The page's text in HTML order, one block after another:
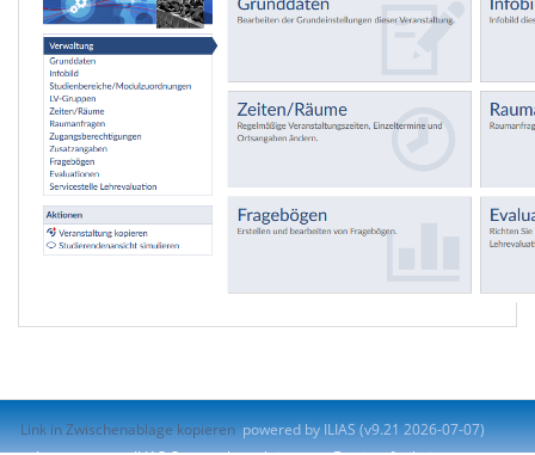
Link in Zwischenablage kopieren powered by ILIAS (v9.21 2026-07-07)